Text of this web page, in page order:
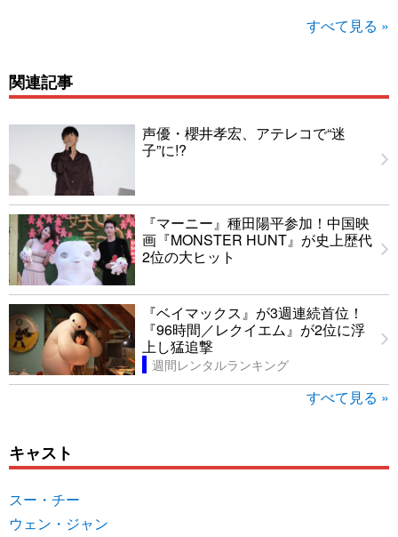
すべて見る »
関連記事
声優・櫻井孝宏、アテレコで“迷
子”に!?
『マーニー』種田陽平参加！中国映
画『MONSTER HUNT』が史上歴代
2位の大ヒット
『ベイマックス』が3週連続首位！
『96時間／レクイエム』が2位に浮
上し猛追撃
週間レンタルランキング
すべて見る »
キャスト
スー・チー
ウェン・ジャン